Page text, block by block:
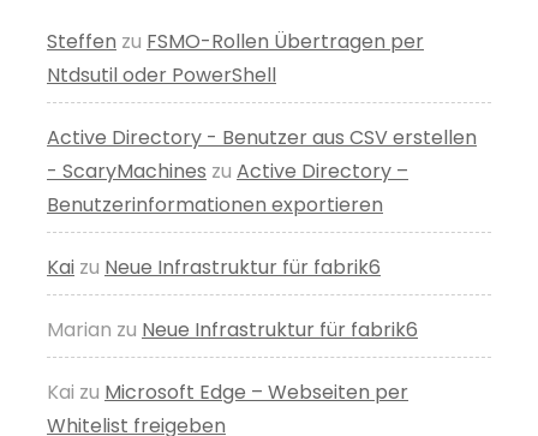
Steffen zu FSMO-Rollen Übertragen per
Ntdsutil oder PowerShell
Active Directory - Benutzer aus CSV erstellen
- ScaryMachines zu Active Directory –
Benutzerinformationen exportieren
Kai zu Neue Infrastruktur für fabrik6
Marian zu Neue Infrastruktur für fabrik6
Kai zu Microsoft Edge – Webseiten per
Whitelist freigeben